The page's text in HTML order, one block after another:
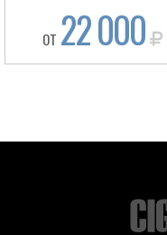
ОТ 22 000